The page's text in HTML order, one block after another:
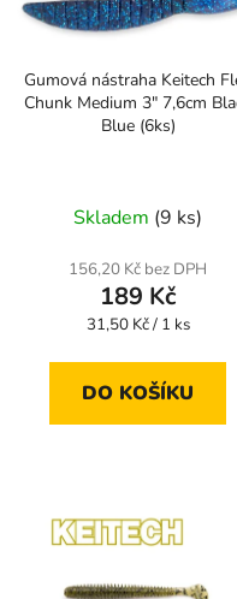
Gumová nástraha Keitech
Chunk Medium 3" 7,6cm
Blue (6ks)
Skladem (9 ks)
156,20 Kč bez DPH
189 Kč
Měrná
31,50 Kč / 1 ks
DO KOŠÍKU